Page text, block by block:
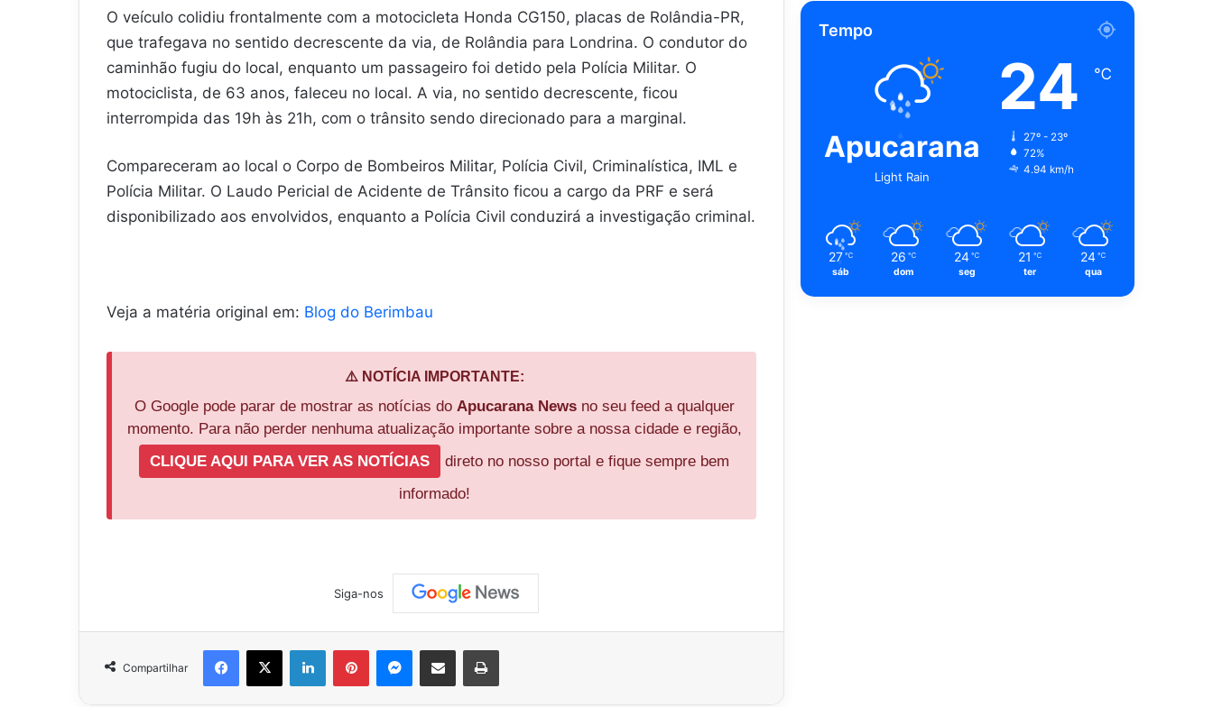
O veículo colidiu frontalmente com a motocicleta Honda CG150, placas de Rolândia-PR,
que trafegava no sentido decrescente da via, de Rolândia para Londrina. O condutor do
caminhão fugiu do local, enquanto um passageiro foi detido pela Polícia Militar. O
motociclista, de 63 anos, faleceu no local. A via, no sentido decrescente, ficou
interrompida das 19h às 21h, com o trânsito sendo direcionado para a marginal.
Compareceram ao local o Corpo de Bombeiros Militar, Polícia Civil, Criminalística, IML e
Polícia Militar. O Laudo Pericial de Acidente de Trânsito ficou a cargo da PRF e será
disponibilizado aos envolvidos, enquanto a Polícia Civil conduzirá a investigação criminal.
Veja a matéria original em: Blog do Berimbau
⚠️ NOTÍCIA IMPORTANTE:
O Google pode parar de mostrar as notícias do Apucarana Newsno seu feed a qualquer
momento. Para não perder nenhuma atualização importante sobre a nossa cidade e região,
CLIQUE AQUI PARA VER AS NOTÍCIAS
direto no nosso portal e fique sempre bem
informado!
Siga-nos
Compartilhar
Facebook
X LinkedinPinterestMessenger
Compartilhar via e-mail Imprimir
Tempo
Apucarana
Light Rain
24 ℃
27º - 23º
72%
4.94 km/h
27 ℃
sáb
26 ℃
dom
24 ℃
seg
21 ℃
ter
24 ℃
qua